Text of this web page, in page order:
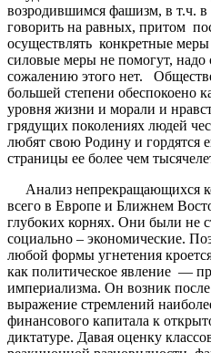
возродившимся фашизм, в т.ч. в
говорить на равных, притом
осуществлять конкретные
силовые меры не помогут,
сожалению этого нет.
большей степени обеспокоено
уровня жизни и морали и
грядущих поколениях людей
любят свою Родину и гордятся
страницы ее более чем
Анализ непрекращающихся
всего в Европе и Ближнем
глубоких корнях. Они были не
социально – экономические.
любой формы угнетения
как политическое явление —
империализма. Он возник
выражение стремлений
финансового капитала к
диктатуре. Давая оценку